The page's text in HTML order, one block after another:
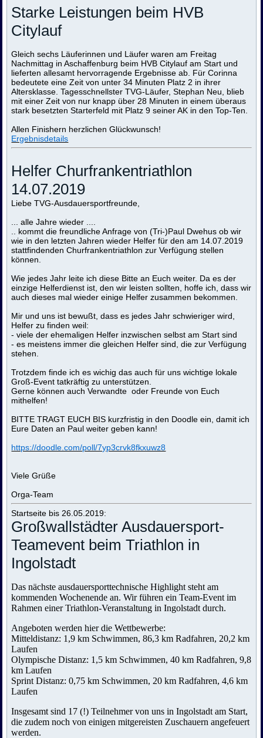
Starke Leistungen beim HVB
Citylauf
Gleich sechs Läuferinnen und Läufer waren am Freitag
Nachmittag in Aschaffenburg beim HVB Citylauf am Start und
lieferten allesamt hervorragende Ergebnisse ab. Für Corinna
bedeutete eine Zeit von unter 34 Minuten Platz 2 in ihrer
Altersklasse. Tagesschnellster TVG-Läufer, Stephan Neu, blieb
mit einer Zeit von nur knapp über 28 Minuten in einem überaus
stark besetzten Starterfeld mit Platz 9 seiner AK in den Top-Ten.
Allen Finishern herzlichen Glückwunsch!
Ergebnisdetails
Helfer Churfrankentriathlon
14.07.2019
Liebe TVG-Ausdauersportfreunde,
... alle Jahre wieder ....
.. kommt die freundliche Anfrage von (Tri-)Paul Dwehus ob wir
wie in den letzten Jahren wieder Helfer für den am 14.07.2019
stattfindenden Churfrankentriathlon zur Verfügung stellen
können.
Wie jedes Jahr leite ich diese Bitte an Euch weiter. Da es der
einzige Helferdienst ist, den wir leisten sollten, hoffe ich, dass wir
auch dieses mal wieder einige Helfer zusammen bekommen.
Mir und uns ist bewußt, dass es jedes Jahr schwieriger wird,
Helfer zu finden weil:
- viele der ehemaligen Helfer inzwischen selbst am Start sind
- es meistens immer die gleichen Helfer sind, die zur Verfügung
stehen.
Trotzdem finde ich es wichig das auch für uns wichtige lokale
Groß-Event tatkräftig zu unterstützen.
Gerne können auch Verwandte oder Freunde von Euch
mithelfen!
BITTE TRAGT EUCH BIS kurzfristig in den Doodle ein, damit ich
Eure Daten an Paul weiter geben kann!
https://doodle.com/poll/7yp3crvk8fkxuwz8
Viele Grüße
Orga-Team
Startseite bis 26.05.2019:
Großwallstädter Ausdauersport-
Teamevent beim Triathlon in
Ingolstadt
Das nächste ausdauersporttechnische Highlight steht am
kommenden Wochenende an. Wir führen ein Team-Event im
Rahmen einer Triathlon-Veranstaltung in Ingolstadt durch.
Angeboten werden hier die Wettbewerbe:
Mitteldistanz: 1,9 km Schwimmen, 86,3 km Radfahren, 20,2 km
Laufen
Olympische Distanz: 1,5 km Schwimmen, 40 km Radfahren, 9,8
km Laufen
Sprint Distanz: 0,75 km Schwimmen, 20 km Radfahren, 4,6 km
Laufen
Insgesamt sind 17 (!) Teilnehmer von uns in Ingolstadt am Start,
die zudem noch von einigen mitgereisten Zuschauern angefeuert
werden.